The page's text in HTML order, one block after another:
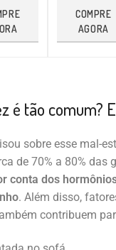
COMPRE
AGORA
é tão comum?
sobre esse mal-
de 70% a 80% das
conta dos
. Além disso,
contribuem